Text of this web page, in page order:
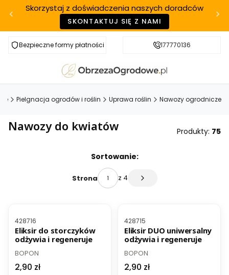
Skorzystaj z doświadczenia naszych doradców
SKONTAKTUJ SIĘ Z NAMI
Bezpieczne formy płatności Szybka realizacja
177770136
Pielgnacja ogrodów i roślin Uprawa roślin Nawozy ogrodnicze
Nawozy do kwiatów Produkty: 75
Sortowanie:
Strona z 4 Następne produkty
Kod produktu
428716
Eliksir do storczyków
odżywia i regeneruje
PRODUCENT
BOPON
Cena
2,90 zł
Kod produktu
428715
Eliksir DUO uniwersalny
odżywia i regeneruje
PRODUCENT
BOPON
Cena
2,90 zł